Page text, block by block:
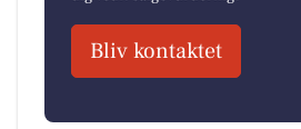
Bliv kontaktet